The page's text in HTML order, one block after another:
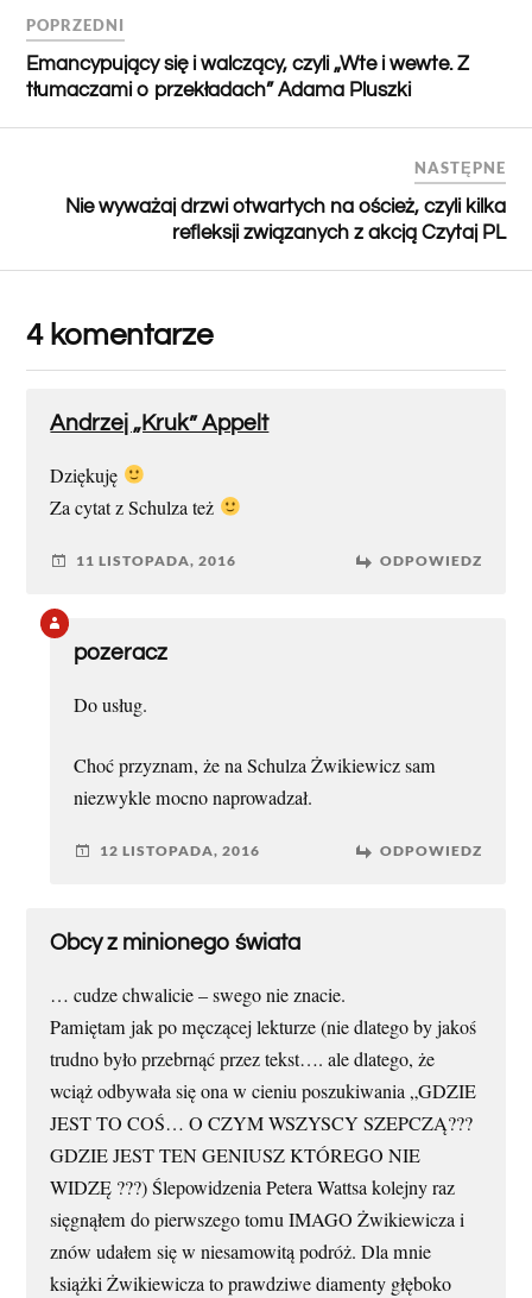
POPRZEDNI
Emancypujący się i walczący, czyli „Wte i wewte. Z
tłumaczami o przekładach” Adama Pluszki
NASTĘPNE
Nie wyważaj drzwi otwartych na oścież, czyli kilka
refleksji związanych z akcją Czytaj PL
4 komentarze
Andrzej „Kruk” Appelt
Dziękuję
Za cytat z Schulza też
11 LISTOPADA, 2016 ODPOWIEDZ
pozeracz
Do usług.
Choć przyznam, że na Schulza Żwikiewicz sam
niezwykle mocno naprowadzał.
12 LISTOPADA, 2016 ODPOWIEDZ
Obcy z minionego świata
… cudze chwalicie – swego nie znacie.
Pamiętam jak po męczącej lekturze (nie dlatego by jakoś
trudno było przebrnąć przez tekst…. ale dlatego, że
wciąż odbywała się ona w cieniu poszukiwania „GDZIE
JEST TO COŚ… O CZYM WSZYSCY SZEPCZĄ???
GDZIE JEST TEN GENIUSZ KTÓREGO NIE
WIDZĘ ???) Ślepowidzenia Petera Wattsa kolejny raz
sięgnąłem do pierwszego tomu IMAGO Żwikiewicza i
znów udałem się w niesamowitą podróż. Dla mnie
książki Żwikiewicza to prawdziwe diamenty głęboko